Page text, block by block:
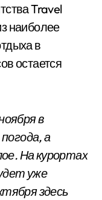
Travel
наиболее
в
остается
в
а
На курортах
уже
здесь